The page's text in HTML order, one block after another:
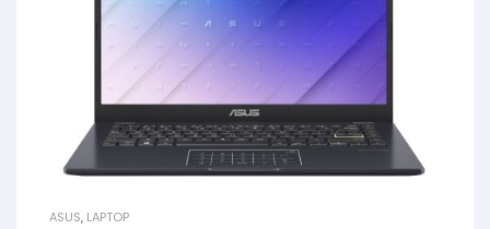
ASUS, LAPTOP